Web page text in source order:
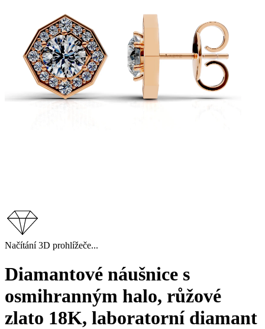
Načítání 3D prohlížeče...
Diamantové náušnice s
osmihranným halo, růžové
zlato 18K, laboratorní diamant